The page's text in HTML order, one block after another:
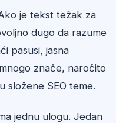
je tekst težak za
dugo da razume
pasusi, jasna
znače, naročito
složene SEO teme.
jednu ulogu. Jedan